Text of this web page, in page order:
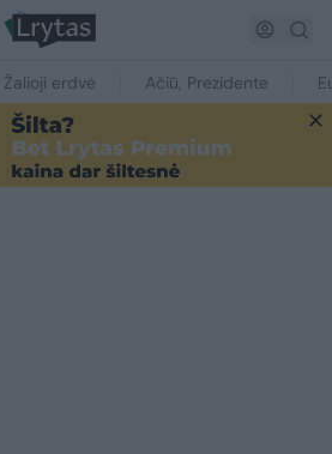
Žalioji erdvė Ačiū, Prezidente